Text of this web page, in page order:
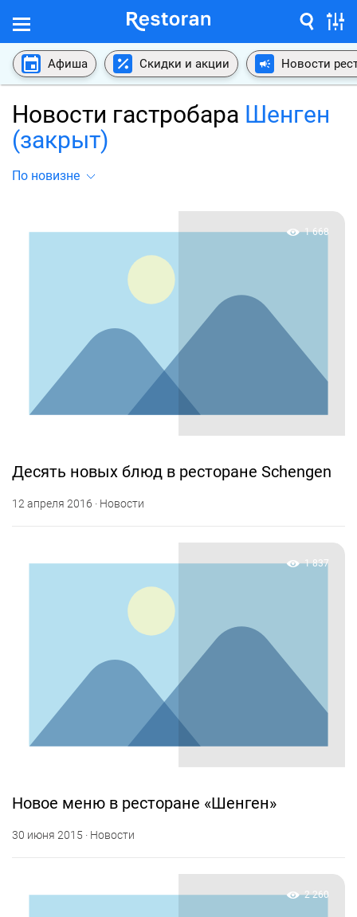
Афиша Скидки и акции Новости
Новости гастробара Шенген
(закрыт)
По новизне
1 668
Десять новых блюд в ресторане Schengen
12 апреля 2016 · Новости
1 837
Новое меню в ресторане «Шенген»
30 июня 2015 · Новости
2 260